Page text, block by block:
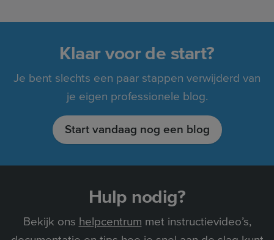
Klaar voor de start?
Je bent slechts een paar stappen verwijderd van
je eigen professionele blog.
Start vandaag nog een blog
Hulp nodig?
Bekijk ons helpcentrum met instructievideo’s,